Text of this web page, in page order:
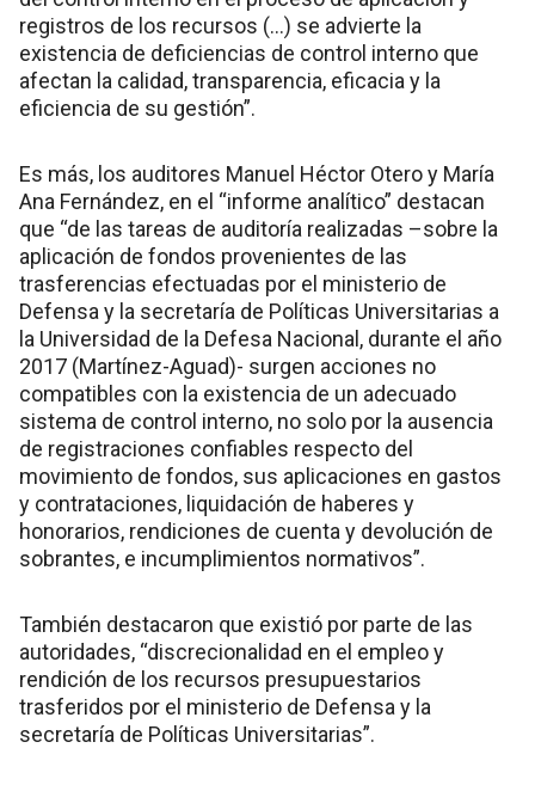
registros de los recursos (…) se advierte la
existencia de deficiencias de control interno que
afectan la calidad, transparencia, eficacia y la
eficiencia de su gestión”.
Es más, los auditores Manuel Héctor Otero y María
Ana Fernández, en el “informe analítico” destacan
que “de las tareas de auditoría realizadas –sobre la
aplicación de fondos provenientes de las
trasferencias efectuadas por el ministerio de
Defensa y la secretaría de Políticas Universitarias a
la Universidad de la Defesa Nacional, durante el año
2017 (Martínez-Aguad)- surgen acciones no
compatibles con la existencia de un adecuado
sistema de control interno, no solo por la ausencia
de registraciones confiables respecto del
movimiento de fondos, sus aplicaciones en gastos
y contrataciones, liquidación de haberes y
honorarios, rendiciones de cuenta y devolución de
sobrantes, e incumplimientos normativos”.
También destacaron que existió por parte de las
autoridades, “discrecionalidad en el empleo y
rendición de los recursos presupuestarios
trasferidos por el ministerio de Defensa y la
secretaría de Políticas Universitarias”.